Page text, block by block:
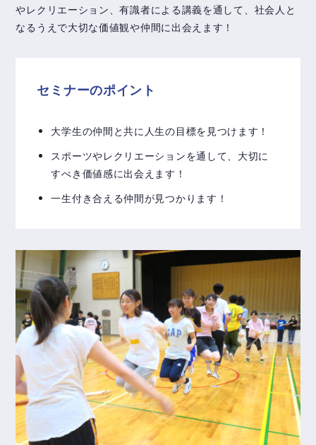
やレクリエーション、有識者による講義を通して、社会人と
なるうえで大切な価値観や仲間に出会えます！
セミナーのポイント
大学生の仲間と共に人生の目標を見つけます！
スポーツやレクリエーションを通して、大切に
すべき価値感に出会えます！
一生付き合える仲間が見つかります！